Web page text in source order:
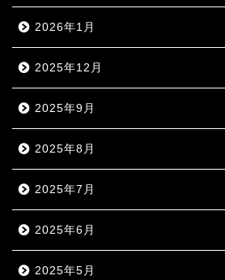
2026年1月
2025年12月
2025年9月
2025年8月
2025年7月
2025年6月
2025年5月